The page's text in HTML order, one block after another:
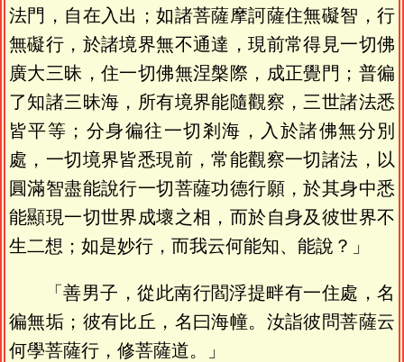
法門，自在入出；如諸菩薩摩訶薩住無礙智，行
無礙行，於諸境界無不通達，現前常得見一切佛
廣大三昧，住一切佛無涅槃際，成正覺門；普徧
了知諸三昧海，所有境界能隨觀察，三世諸法悉
皆平等；分身徧往一切剎海，入於諸佛無分別
處，一切境界皆悉現前，常能觀察一切諸法，以
圓滿智盡能說行一切菩薩功德行願，於其身中悉
能顯現一切世界成壞之相，而於自身及彼世界不
生二想；如是妙行，而我云何能知、能說？」
「善男子，從此南行閻浮提畔有一住處，名
徧無垢；彼有比丘，名曰海幢。汝詣彼問菩薩云
何學菩薩行，修菩薩道。」